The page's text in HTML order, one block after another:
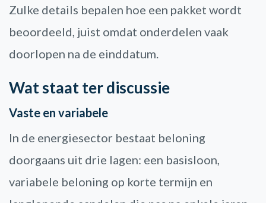
Zulke details bepalen hoe een pakket wordt
beoordeeld, juist omdat onderdelen vaak
doorlopen na de einddatum.
Wat staat ter discussie
Vaste en variabele
In de energiesector bestaat beloning
doorgaans uit drie lagen: een basisloon,
variabele beloning op korte termijn en